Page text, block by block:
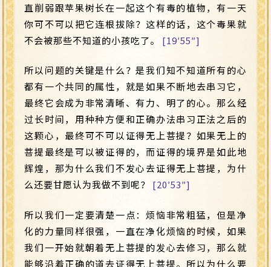
直削弱跟苹果树长在一起这个有毒的植物，有一天
你可不可以把它连根拔除？这样的话，这个毒果就
不会被那些不知道的小孩吃了。 [19′55″]
所以问题的关键是什么？是我们知不知道所有的心
都有一个共同的属性，就是如果不断地去串习它，
最终它会成为非常清晰、有力、明了的心。那么经
过长时间，用种种方便和正确办法串习正法之后的
这颗心，最终可不可以证得无上菩提？如果无上的
菩提最终是可以被证得的，而证得的境界是如此地
辉煌，那为什么我们不发心去证得无上菩提，为什
么还要甘愿认为我做不到呢？ [20′53″]
所以我们一定要清楚一点：烦恼非常粗猛，但是净
化的力量同样很强，一直在净化烦恼的时候，如果
我们一开始就朝着无上菩提的发心去修习，那么就
能够沿着正确的道去证得无上菩提。所以为什么要